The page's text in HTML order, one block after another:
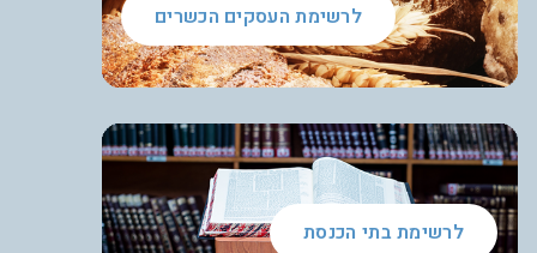
לרשימת העסקים הכשרים
לרשימת בתי הכנסת